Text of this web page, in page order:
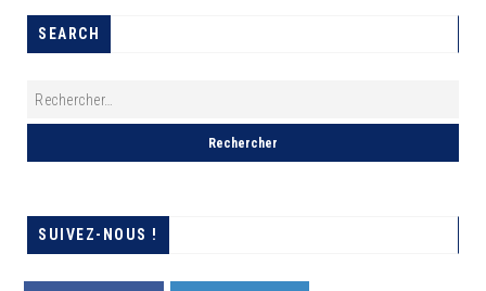
SEARCH
SUIVEZ-NOUS !